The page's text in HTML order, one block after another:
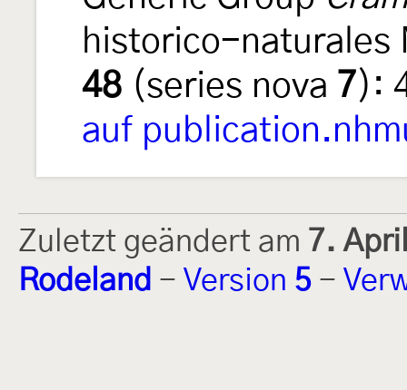
historico-naturales
48 (series nova 7):
auf
Zuletzt geändert am 7.
Rodeland - Version 5 -